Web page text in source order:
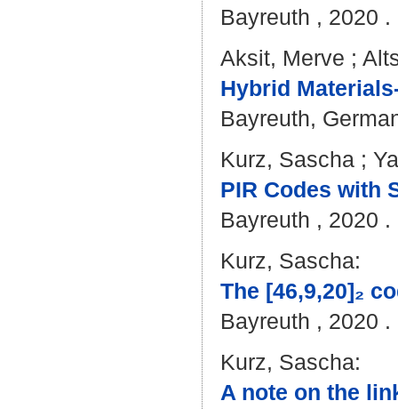
Bayreuth , 2020 .
Aksit, Merve ;
Hybrid
Bayreuth,
Kurz, Sascha ;
PIR Codes with
Bayreuth , 2020 .
Kurz, Sascha:
The [46,9,20]₂
Bayreuth , 2020 .
Kurz, Sascha:
A note on the